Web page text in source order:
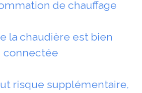
de chauffage
la chaudière est bien
connectée
risque supplémentaire,